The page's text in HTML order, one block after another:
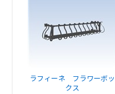
ラフィーネ フラワーボッ
クス